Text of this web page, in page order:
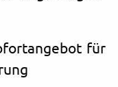
für